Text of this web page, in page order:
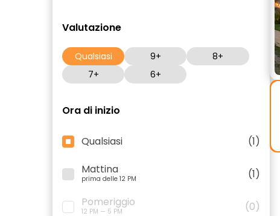
Valutazione
Qualsiasi 9+
8+
7+
6+
Ora di inizio
Qualsiasi
(1)
Mattina
prima delle 12 PM
(1)
Pomeriggio
12 PM — 5 PM
(0)